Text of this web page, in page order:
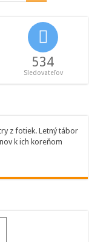
534
Sledovateľov
z fotiek. Letný tábor
k ich koreňom